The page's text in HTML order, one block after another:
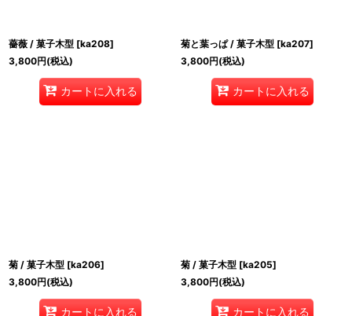
薔薇 / 菓子木型 [ka208]
3,800円(税込)
カートに入れる
菊と葉っぱ / 菓子木型 [ka207]
3,800円(税込)
カートに入れる
菊 / 菓子木型 [ka206]
3,800円(税込)
カートに入れる
菊 / 菓子木型 [ka205]
3,800円(税込)
カートに入れる